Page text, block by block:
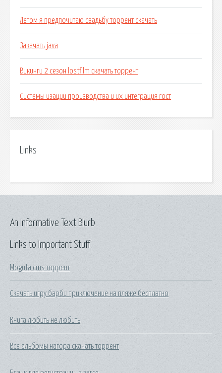
Летом я предпочитаю свадьбу торрент скачать
Закачать java
Викинги 2 сезон lostfilm скачать торрент
Системы изации производства и их интеграция гост
Links
Links to Important Stuff
Moguta cms торрент
Скачать игру барби приключение на пляже бесплатно
Книга любить не любить
Все альбомы нагора скачать торрент
An Informative Text Blurb